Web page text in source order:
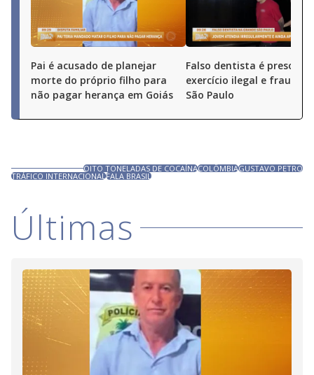
Pai é acusado de planejar
morte do próprio filho para
não pagar herança em Goiás
Falso dentista é preso por
exercício ilegal e fraude
São Paulo
OITO TONELADAS DE COCAÍNACOLÔMBIAGUSTAVO PETRO
TRÁFICO INTERNACIONALFALA BRASIL
Últimas